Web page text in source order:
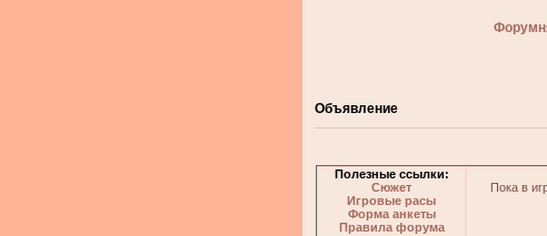
Объявление
Полезные ссылки:
Сюжет
Игровые расы
Форма анкеты
Правила форума
Пока в